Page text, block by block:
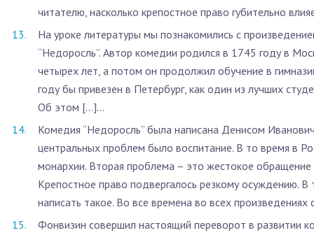
читателю, насколько крепостное право губительно
На уроке литературы мы познакомились с
“Недоросль”. Автор комедии родился в 1745 году в
четырех лет, а потом он продолжил обучение в
году бы привезен в Петербург, как один из лучших
Об этом […]...
Комедия “Недоросль” была написана Денисом
центральных проблем было воспитание. В то время в
монархии. Вторая проблема – это жестокое обращение
Крепостное право подвергалось резкому осуждению.
написать такое. Во все времена во всех
Фонвизин совершил настоящий переворот в развитии